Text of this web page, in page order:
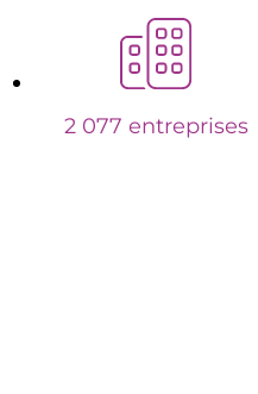
2 077 entreprises